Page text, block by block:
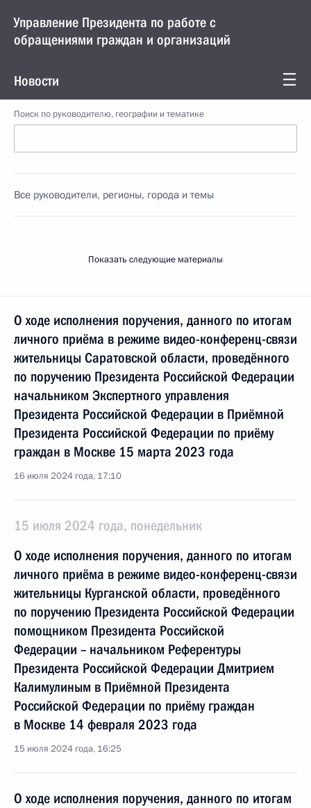
Управление Президента по работе с
обращениями граждан и организаций
Новости
Поиск по руководителю, географии и тематике
Все руководители, регионы, города и темы
Показать следующие материалы
О ходе исполнения поручения, данного по итогам
личного приёма в режиме видео-конференц-связи
жительницы Саратовской области, проведённого
по поручению Президента Российской Федерации
начальником Экспертного управления
Президента Российской Федерации в Приёмной
Президента Российской Федерации по приёму
граждан в Москве 15 марта 2023 года
16 июля 2024 года, 17:10
15 июля 2024 года, понедельник
О ходе исполнения поручения, данного по итогам
личного приёма в режиме видео-конференц-связи
жительницы Курганской области, проведённого
по поручению Президента Российской Федерации
помощником Президента Российской
Федерации – начальником Референтуры
Президента Российской Федерации Дмитрием
Калимулиным в Приёмной Президента
Российской Федерации по приёму граждан
в Москве 14 февраля 2023 года
15 июля 2024 года, 16:25
О ходе исполнения поручения, данного по итогам